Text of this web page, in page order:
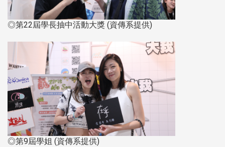
◎第22屆學長抽中活動大獎 (資傳系提供)
◎第9屆學姐 (資傳系提供)